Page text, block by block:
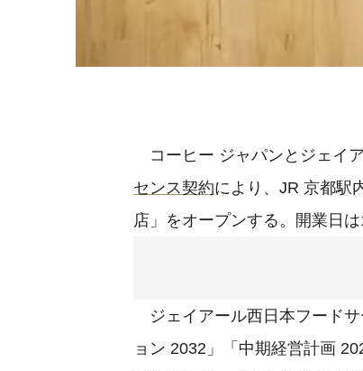
コーヒー ジャパンとジェイ
センス契約により、JR 京都駅
店」をオープンする。開業日は
ジェイアール西日本フード
ョン 2032」「中期経営計画